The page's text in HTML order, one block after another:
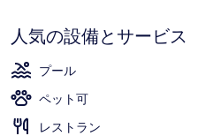
ゴ
ー
ル
ド
す
人気の設備とサービス
プール
ペット可
レストラン